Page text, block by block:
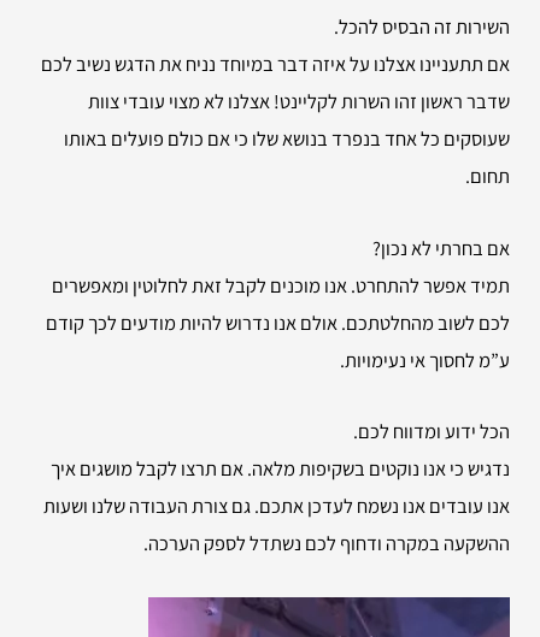
השירות זה הבסיס להכל.
אם תתעניינו אצלנו על איזה דבר במיוחד נניח את הדגש נשיב לכם
שדבר ראשון זהו השרות לקליינט! אצלנו לא מצוי עובדי צוות
שעוסקים כל אחד בנפרד בנושא שלו כי אם כולם פועלים באותו
תחום.
אם בחרתי לא נכון?
תמיד אפשר להתחרט. אנו מוכנים לקבל זאת לחלוטין ומאפשרים
לכם לשוב מהחלטתכם. אולם אנו נדרוש להיות מודעים לכך קודם
ע”מ לחסוך אי נעימויות.
הכל ידוע ומדווח לכם.
נדגיש כי אנו נוקטים בשקיפות מלאה. אם תרצו לקבל מושגים איך
אנו עובדים אנו נשמח לעדכן אתכם. גם צורת העבודה שלנו ושעות
ההשקעה במקרה ודחוף לכם נשתדל לספק הערכה.